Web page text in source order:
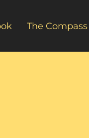
The Compass